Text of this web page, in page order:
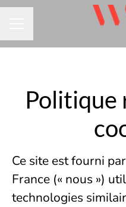
Politique
Ce site est fourni
France (« nous »)
technologies